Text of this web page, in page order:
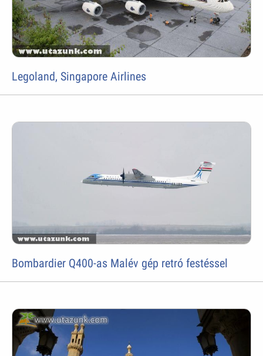
Legoland, Singapore Airlines
Bombardier Q400-as Malév gép retró festéssel